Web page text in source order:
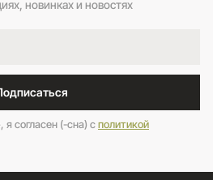
новинках и новостях
согласен (-сна) cполитикой